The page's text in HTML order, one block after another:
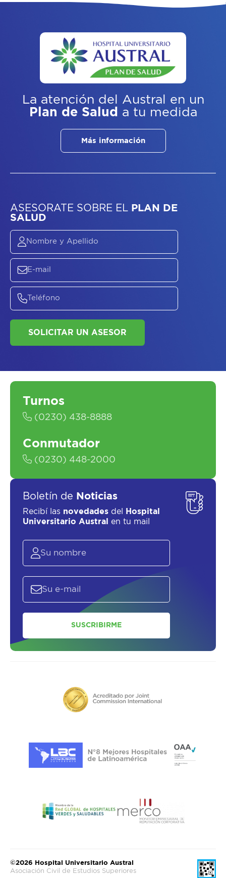
La atención del Austral
en un
Plan de Salud a tu medida
Más información
ASESORATE SOBREELPLAN DE
SALUD
SOLICITAR UN ASESOR
Turnos
(0230) 438-8888
Conmutador
(0230) 448-2000
Boletín de Noticias
Recibí las novedades del
Hospital
Universitario Austral
en tu mail
SUSCRIBIRME
©2026 Hospital Universitario Austral
Asociación Civil de Estudios Superiores